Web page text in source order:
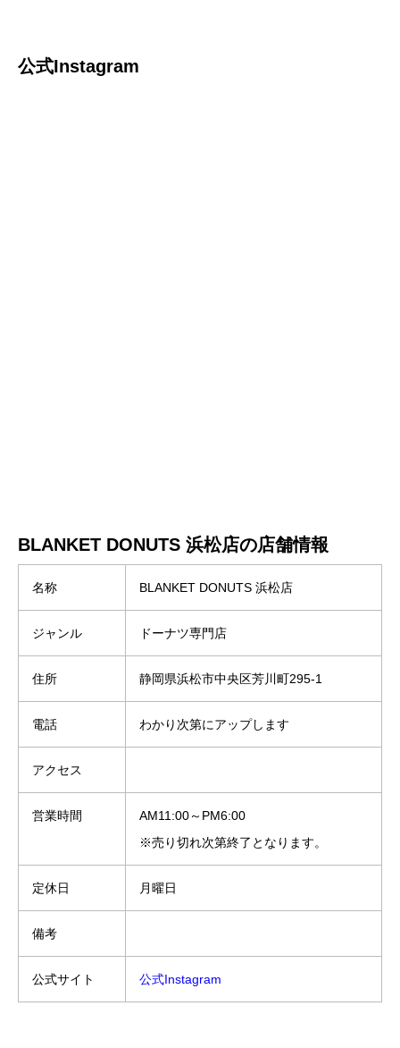
公式Instagram
BLANKET DONUTS 浜松店の店舗情報
名称 BLANKET DONUTS 浜松店
ジャンル ドーナツ専門店
住所 静岡県浜松市中央区芳川町295-1
電話 わかり次第にアップします
アクセス
営業時間
AM11:00～PM6:00
※売り切れ次第終了となります。
定休日 月曜日
備考
公式サイト 公式Instagram